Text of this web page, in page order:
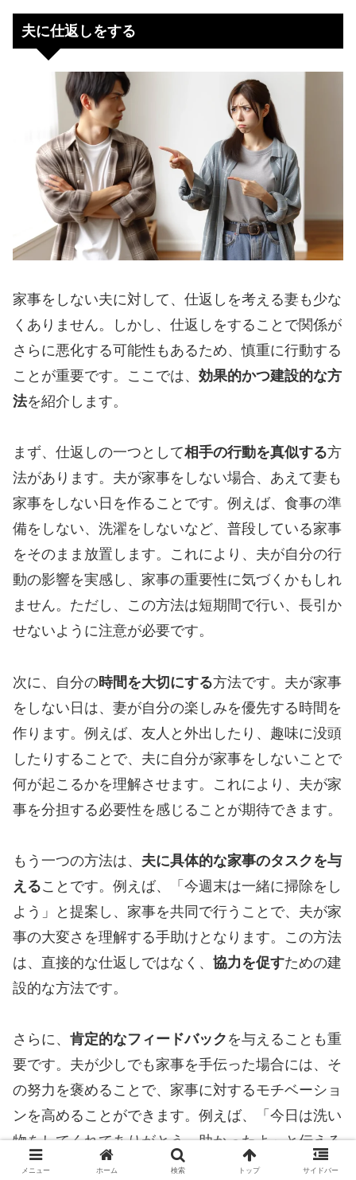
夫に仕返しをする
家事をしない夫に対して、仕返しを考える妻も少な
くありません。しかし、仕返しをすることで関係が
さらに悪化する可能性もあるため、慎重に行動する
ことが重要です。ここでは、 効果的かつ建設的な方
法を紹介します。
まず、仕返しの一つとして相手の行動を真似する方
法があります。夫が家事をしない場合、あえて妻も
家事をしない日を作ることです。例えば、食事の準
備をしない、洗濯をしないなど、普段している家事
をそのまま放置します。これにより、夫が自分の行
動の影響を実感し、家事の重要性に気づくかもしれ
ません。ただし、この方法は短期間で行い、長引か
せないように注意が必要です。
次に、自分の時間を大切にする方法です。夫が家事
をしない日は、妻が自分の楽しみを優先する時間を
作ります。例えば、友人と外出したり、趣味に没頭
したりすることで、夫に自分が家事をしないことで
何が起こるかを理解させます。これにより、夫が家
事を分担する必要性を感じることが期待できます。
もう一つの方法は、 夫に具体的な家事のタスクを与
えることです。例えば、「今週末は一緒に掃除をし
よう」と提案し、家事を共同で行うことで、夫が家
事の大変さを理解する手助けとなります。この方法
は、直接的な仕返しではなく、 協力を促すための建
設的な方法です。
さらに、 肯定的なフィードバック を与えることも重
要です。夫が少しでも家事を手伝った場合には、そ
の努力を褒めることで、家事に対するモチベーショ
ンを高めることができます。例えば、「今日は洗い
物をしてくれてありがとう。助かったよ」と伝える
だけでも、夫の意識が変わるかもしれません。
メニュー ホーム 検索 トップ サイドバー